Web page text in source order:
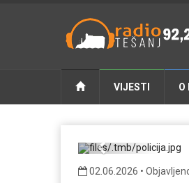
VIJESTI O
Previous
02.06.2026 •